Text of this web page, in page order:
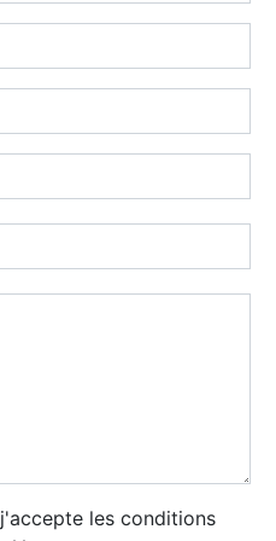
les conditions